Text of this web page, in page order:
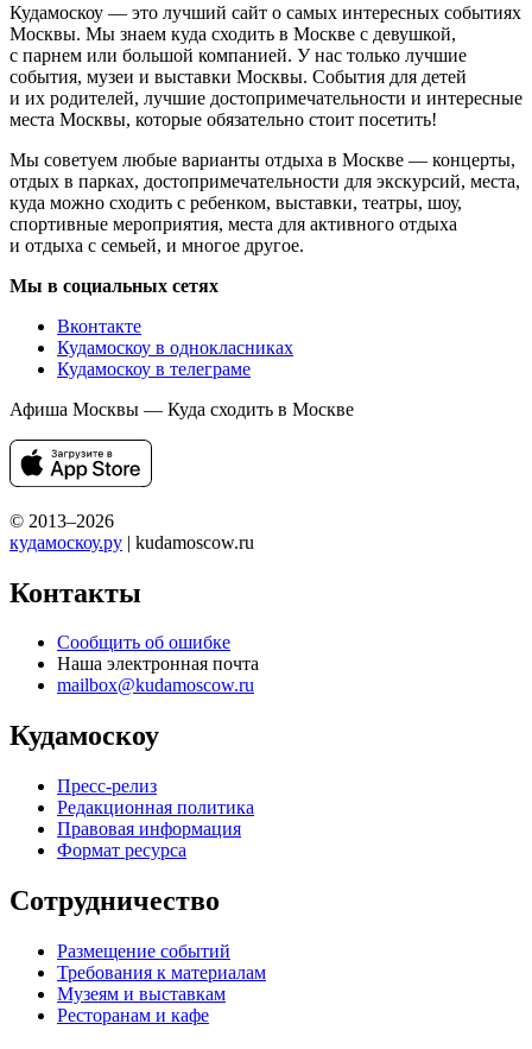
Кудамоскоу — это лучший сайт о самых интересных событиях
Москвы. Мы знаем куда сходить в Москве с девушкой,
с парнем или большой компанией. У нас только лучшие
события, музеи и выставки Москвы. События для детей
и их родителей, лучшие достопримечательности и интересные
места Москвы, которые обязательно стоит посетить!
Мы советуем любые варианты отдыха в Москве — концерты,
отдых в парках, достопримечательности для экскурсий, места,
куда можно сходить с ребенком, выставки, театры, шоу,
спортивные мероприятия, места для активного отдыха
и отдыха с семьей, и многое другое.
Мы в социальных сетях
Вконтакте
Кудамоскоу в однокласниках
Кудамоскоу в телеграме
Афиша Москвы — Куда сходить в Москве
© 2013–2026
кудамоскоу.ру | kudamoscow.ru
Контакты
Сообщить об ошибке
Наша электронная почта
mailbox@kudamoscow.ru
Кудамоскоу
Пресс-релиз
Редакционная политика
Правовая информация
Формат ресурса
Сотрудничество
Размещение событий
Требования к материалам
Музеям и выставкам
Ресторанам и кафе